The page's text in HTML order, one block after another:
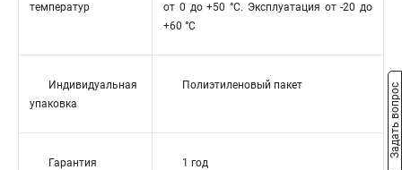
температур
от 0 до +50 °C. Эксплуатация от -20 до
+60 °C
Индивидуальная
упаковка
Полиэтиленовый пакет
Гарантия 1 год
Задать вопрос